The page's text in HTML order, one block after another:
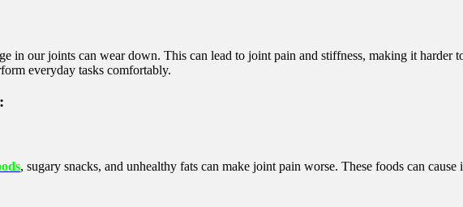
in our joints can wear down. This can lead to joint pain and stiffness, making it harder
everyday tasks comfortably.
, sugary snacks, and unhealthy fats can make joint pain worse. These foods can